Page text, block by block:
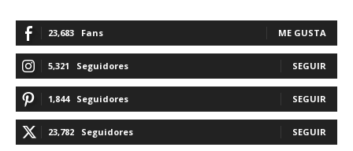
23,683 Fans ME GUSTA
5,321 Seguidores SEGUIR
1,844 Seguidores SEGUIR
23,782 Seguidores SEGUIR